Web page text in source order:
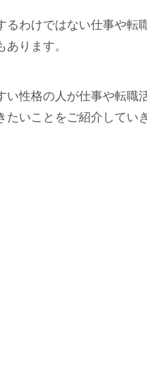
るわけではない仕事や転
ります。
い性格の人が仕事や転職
いことをご紹介してい